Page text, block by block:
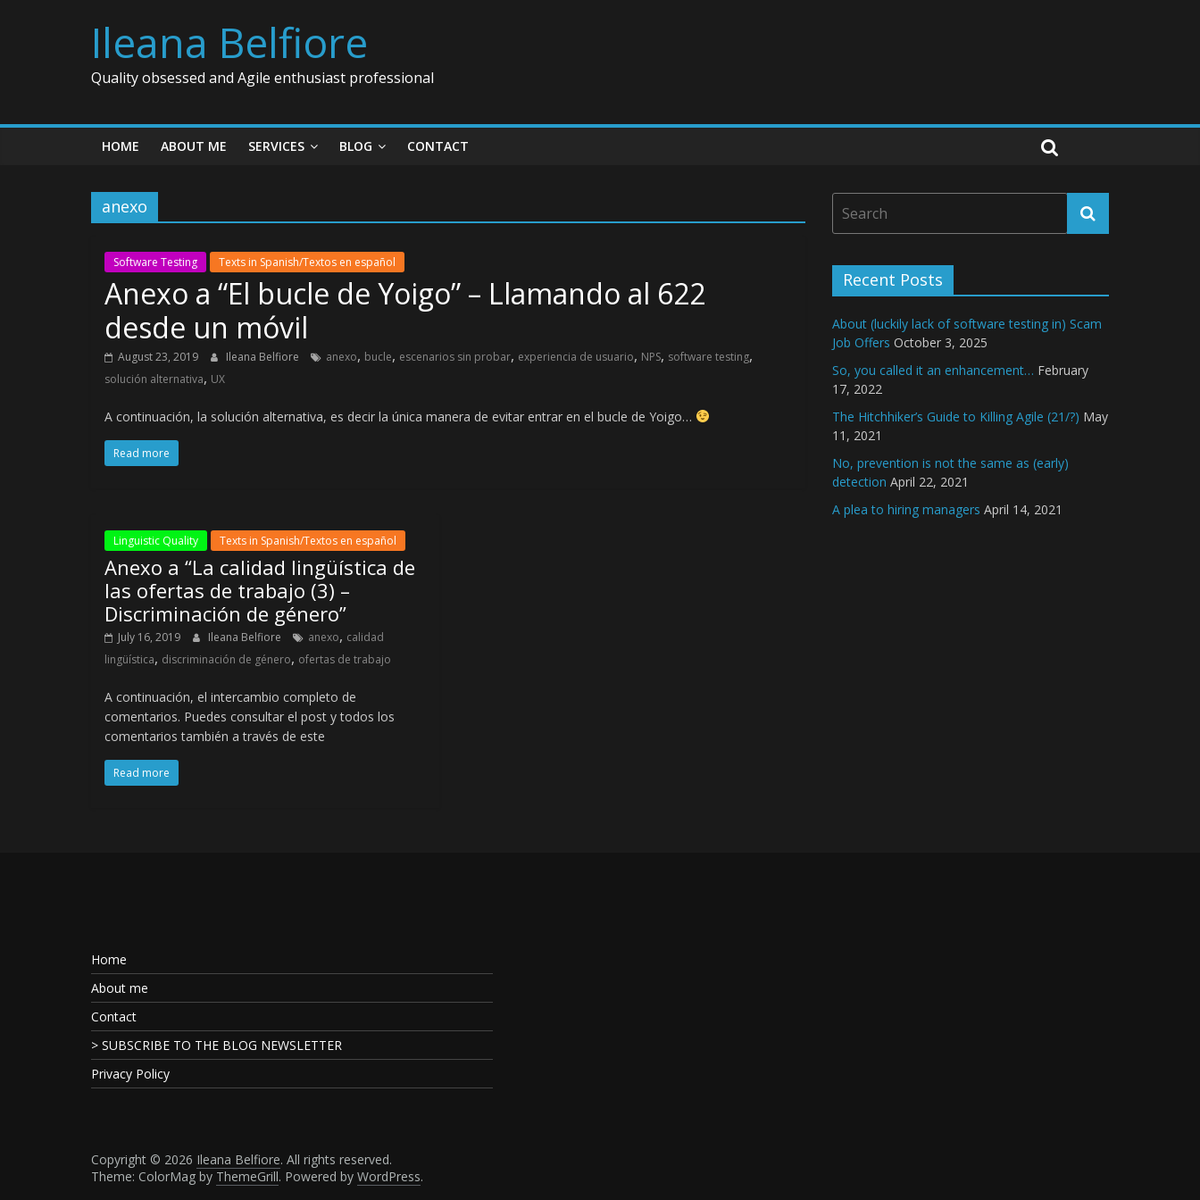
Ileana Belfiore
Quality obsessed and Agile enthusiast professional
HOME ABOUT ME SERVICES BLOG CONTACT
anexo
Software Testing Texts in Spanish/Textos en español
Anexo a “El bucle de Yoigo” – Llamando al 622
desde un móvil
August 23, 2019 Ileana Belfiore anexo, bucle, escenarios sin probar, experiencia de usuario, NPS, software testing,
solución alternativa, UX
A continuación, la solución alternativa, es decir la única manera de evitar entrar en el bucle de Yoigo…
Read more
Linguistic Quality Texts in Spanish/Textos en español
Anexo a “La calidad lingüística de
las ofertas de trabajo (3) –
Discriminación de género”
July 16, 2019 Ileana Belfiore anexo, calidad
lingüística, discriminación de género, ofertas de trabajo
A continuación, el intercambio completo de
comentarios. Puedes consultar el post y todos los
comentarios también a través de este
Read more
Recent Posts
About (luckily lack of software testing in) Scam
Job Offers October 3, 2025
So, you called it an enhancement… February
17, 2022
The Hitchhiker’s Guide to Killing Agile (21/?) May
11, 2021
No, prevention is not the same as (early)
detection April 22, 2021
A plea to hiring managers April 14, 2021
Home
About me
Contact
> SUBSCRIBE TO THE BLOG NEWSLETTER
Privacy Policy
Copyright © 2026 Ileana Belfiore. All rights reserved.
Theme: ColorMag by ThemeGrill. Powered by WordPress.